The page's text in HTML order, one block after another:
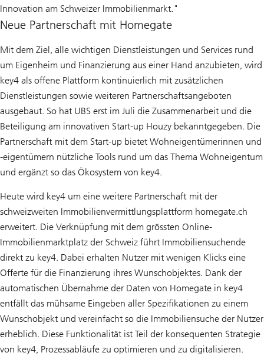
Innovation am Schweizer Immobilienmarkt."
Neue Partnerschaft mit Homegate
Mit dem Ziel, alle wichtigen Dienstleistungen und Services rund
um Eigenheim und Finanzierung aus einer Hand anzubieten, wird
key4 als offene Plattform kontinuierlich mit zusätzlichen
Dienstleistungen sowie weiteren Partnerschaftsangeboten
ausgebaut. So hat UBS erst im Juli die Zusammenarbeit und die
Beteiligung am innovativen Start-up Houzy bekanntgegeben. Die
Partnerschaft mit dem Start-up bietet Wohneigentümerinnen und
-eigentümern nützliche Tools rund um das Thema Wohneigentum
und ergänzt so das Ökosystem von key4.
Heute wird key4 um eine weitere Partnerschaft mit der
schweizweiten Immobilienvermittlungsplattform homegate.ch
erweitert. Die Verknüpfung mit dem grössten Online-
Immobilienmarktplatz der Schweiz führt Immobiliensuchende
direkt zu key4. Dabei erhalten Nutzer mit wenigen Klicks eine
Offerte für die Finanzierung ihres Wunschobjektes. Dank der
automatischen Übernahme der Daten von Homegate in key4
entfällt das mühsame Eingeben aller Spezifikationen zu einem
Wunschobjekt und vereinfacht so die Immobiliensuche der Nutzer
erheblich. Diese Funktionalität ist Teil der konsequenten Strategie
von key4, Prozessabläufe zu optimieren und zu digitalisieren.